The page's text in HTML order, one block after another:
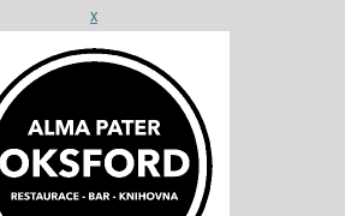
x